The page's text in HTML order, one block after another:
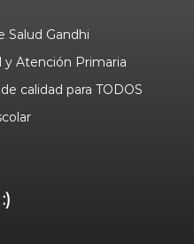
Salud Gandhi
y Atención Primaria
calidad para TODOS